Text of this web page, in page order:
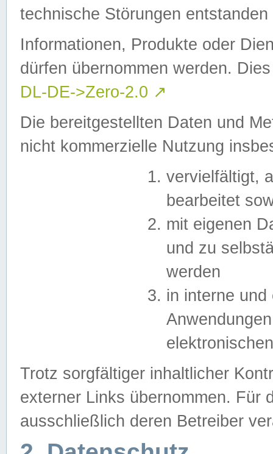
technische Störungen
Informationen, Produkte oder
dürfen übernommen werden.
DL-DE->Zero-2.0 ↗
Die bereitgestellten Daten und
nicht kommerzielle Nutzung
vervielfältigt,
bearbeitet
mit eigenen
und zu
werden
in interne
Trotz sorgfältiger inhaltlicher
externer Links übernommen. Für
ausschließlich deren Betreiber